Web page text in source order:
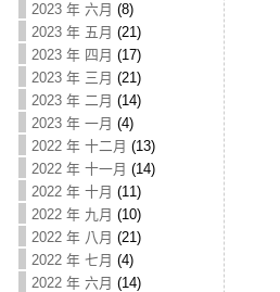
2023 年 六月 (8)
2023 年 五月 (21)
2023 年 四月 (17)
2023 年 三月 (21)
2023 年 二月 (14)
2023 年 一月 (4)
2022 年 十二月 (13)
2022 年 十一月 (14)
2022 年 十月 (11)
2022 年 九月 (10)
2022 年 八月 (21)
2022 年 七月 (4)
2022 年 六月 (14)